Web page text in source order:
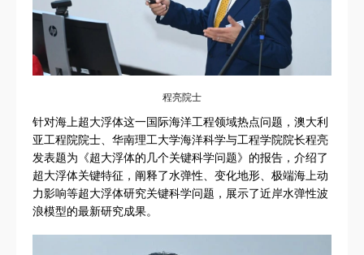
程亮院士
针对海上超大浮体这一国际海洋工程领域热点问题，澳大利
亚工程院院士、华南理工大学海洋科学与工程学院院长程亮
发表题为《超大浮体的几个关键科学问题》的报告，介绍了
超大浮体关键特征，阐释了水弹性、变化地形、极端海上动
力影响等超大浮体研究关键科学问题，展示了近岸水弹性波
浪模型的最新研究成果。